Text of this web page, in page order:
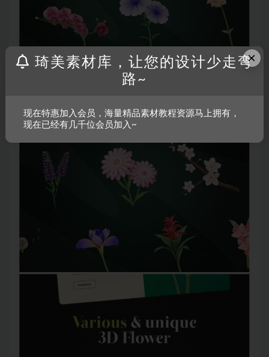
×
琦美素材库，让您的设计少走弯
路~
现在特惠加入会员，海量精品素材教程资源马上拥有，
现在已经有几千位会员加入~